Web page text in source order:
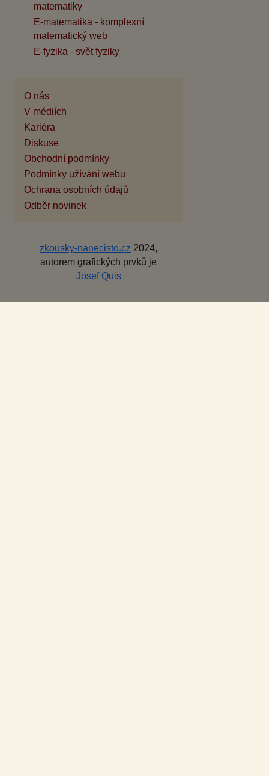
matematiky
E-matematika - komplexní
matematický web
E-fyzika - svět fyziky
O nás
V médiích
Kariéra
Diskuse
Obchodní podmínky
Podmínky užívání webu
Ochrana osobních údajů
Odběr novinek
zkousky-nanecisto.cz 2024,
autorem grafických prvků je
Josef Quis